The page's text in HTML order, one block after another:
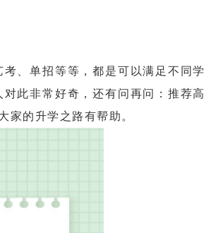
、单招等等，都是可以满足不同学
此非常好奇，还有问再问：推荐高
家的升学之路有帮助。